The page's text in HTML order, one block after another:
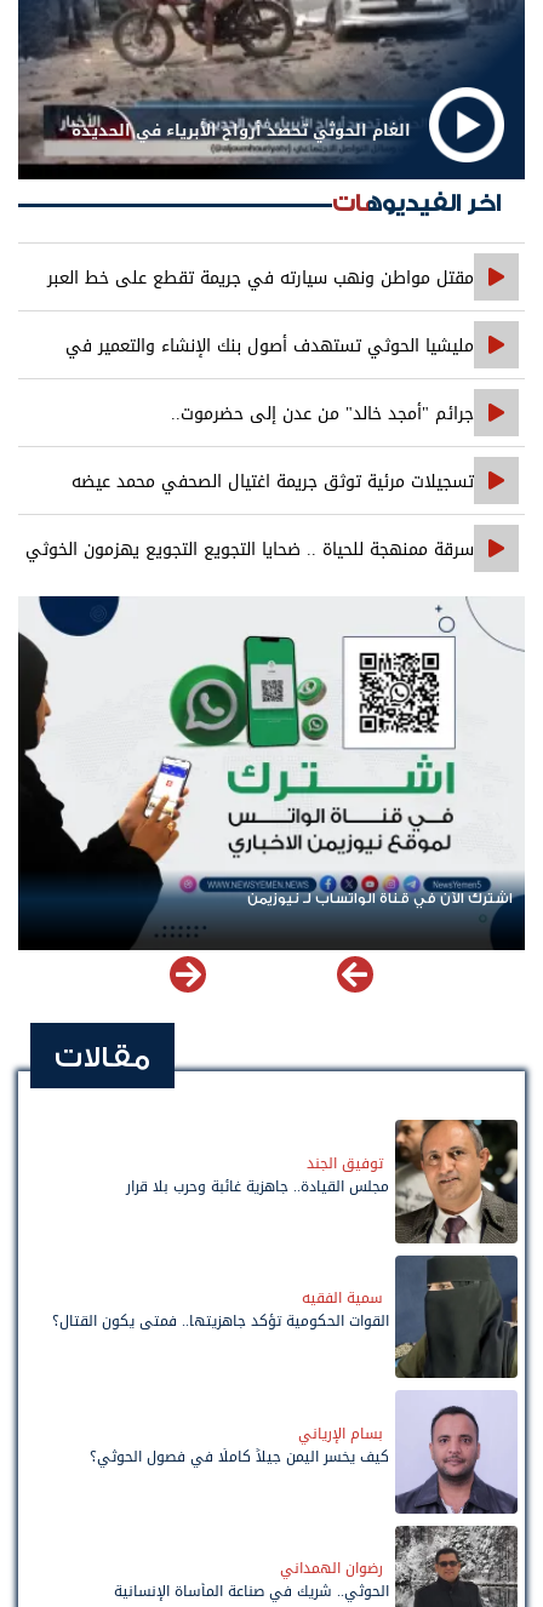
الغام الحوثي تحصد أرواح الأبرياء في الحديدة
اخر الفيديوهات
مقتل مواطن ونهب سيارته في جريمة تقطع على خط العبر
مليشيا الحوثي تستهدف أصول بنك الإنشاء والتعمير في
صنعاء
جرائم "أمجد خالد" من عدن إلى حضرموت..
تسجيلات مرئية توثق جريمة اغتيال الصحفي محمد عيضه
سرقة ممنهجة للحياة .. ضحايا التجويع التجويع يهزمون الخوثي
اشترك الآن في قناة الواتساب لـ نيوزيمن
مقالات
توفيق الجند
مجلس القيادة.. جاهزية غائبة وحرب بلا قرار
سمية الفقيه
القوات الحكومية تؤكد جاهزيتها.. فمتى يكون القتال؟
بسام الإرياني
كيف يخسر اليمن جيلاً كاملًا في فصول الحوثي؟
رضوان الهمداني
الحوثي.. شريك في صناعة المأساة الإنسانية